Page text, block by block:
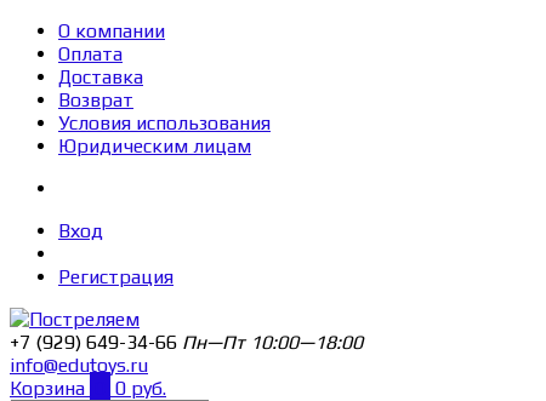
О компании
Оплата
Доставка
Возврат
Условия использования
Юридическим лицам
Вход
Регистрация
+7 (929) 649-34-66 Пн—Пт 10:00—18:00
info@edutoys.ru
Корзина
0 руб.